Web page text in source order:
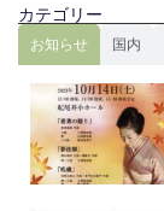
カテゴリー
お知らせ 国内